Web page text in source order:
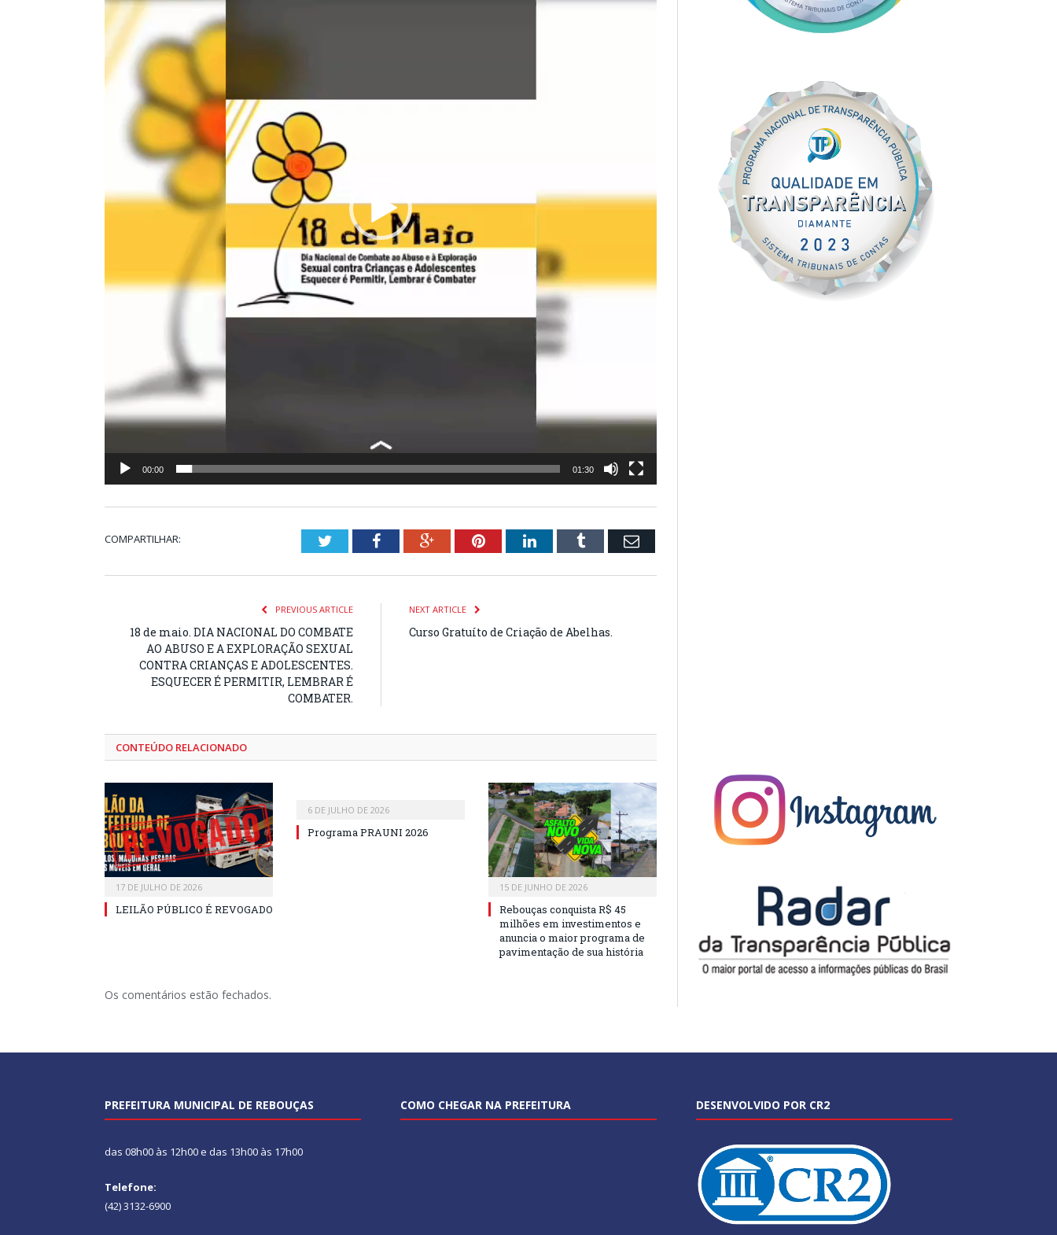
00:00 01:30
COMPARTILHAR: TwitterFacebookGoogle+PinterestLinkedInTumblr Email
PREVIOUS ARTICLE
18 de maio. DIA NACIONAL DO COMBATE
AO ABUSO E A EXPLORAÇÃO SEXUAL
CONTRA CRIANÇAS E ADOLESCENTES.
ESQUECER É PERMITIR, LEMBRAR É
COMBATER.
NEXT ARTICLE
Curso Gratuíto de Criação de Abelhas.
CONTEÚDO RELACIONADO
17 DE JULHO DE 2026
LEILÃO PÚBLICO É REVOGADO
6 DE JULHO DE 2026
Programa PRAUNI 2026
15 DE JUNHO DE 2026
Rebouças conquista R$ 45
milhões em investimentos e
anuncia o maior programa de
pavimentação de sua história
Os comentários estão fechados.
PREFEITURA MUNICIPAL DE REBOUÇAS
das 08h00 às 12h00 e das 13h00 às 17h00
Telefone:
(42) 3132-6900
COMO CHEGAR NA PREFEITURA DESENVOLVIDO POR CR2